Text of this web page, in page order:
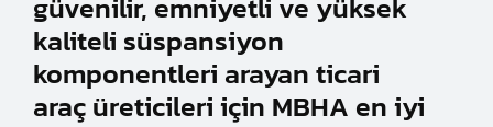
kaliteli süspansiyon
komponentleri arayan ticari
araç üreticileri için MBHA en iyi